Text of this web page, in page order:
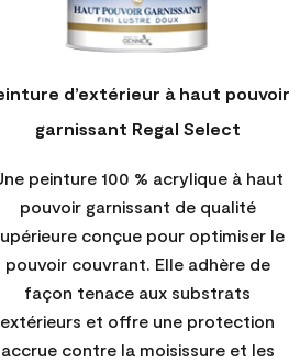
d’extérieur à haut pouvoir
garnissant Regal Select
peinture 100 % acrylique à haut
pouvoir garnissant de qualité
conçue pour optimiser le
pouvoir couvrant. Elle adhère de
façon tenace aux substrats
extérieurs et offre une protection
accrue contre la moisissure et les